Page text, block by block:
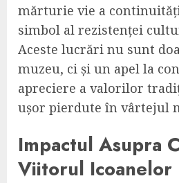
mărturie vie a
simbol al rezistenței
Aceste lucrări nu sunt
muzeu, ci și un apel la
apreciere a valorilor
ușor pierdute în vârtejul
Impactul Asupra
Viitorul Icoanelor